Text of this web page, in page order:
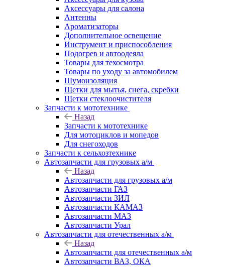
Аксессуары для салона
Антенны
Ароматизаторы
Дополнительное освещение
Инструмент и приспособления
Подогрев и автоодеяла
Товары для техосмотра
Товары по уходу за автомобилем
Шумоизоляция
Щетки для мытья, снега, скребки
Щетки стеклоочистителя
Запчасти к мототехнике
Назад
Запчасти к мототехнике
Для мотоциклов и мопедов
Для снегоходов
Запчасти к сельхозтехнике
Автозапчасти для грузовых а/м
Назад
Автозапчасти для грузовых а/м
Автозапчасти ГАЗ
Автозапчасти ЗИЛ
Автозапчасти КАМАЗ
Автозапчасти МАЗ
Автозапчасти Урал
Автозапчасти для отечественных а/м
Назад
Автозапчасти для отечественных а/м
Автозапчасти ВАЗ, ОКА